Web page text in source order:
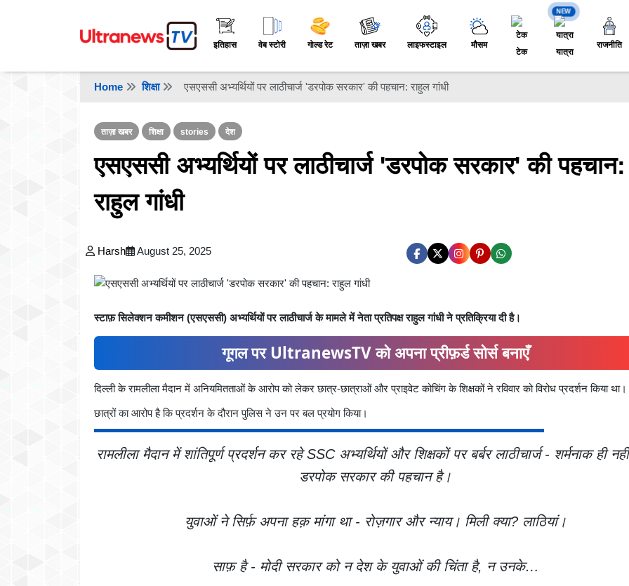
इतिहास वेब स्टोरी गोल्ड रेट ताज़ा खबर लाइफस्टाइल मौसम
टेक
NEW
यात्रा
राजनीति
Home शिक्षा एसएससी अभ्यर्थियों पर लाठीचार्ज 'डरपोक सरकार' की पहचान: राहुल गांधी
ताज़ा खबर शिक्षा stories देश
एसएससी अभ्यर्थियों पर लाठीचार्ज 'डरपोक सरकार' की पहचान:
राहुल गांधी
Harsh August 25, 2025
स्टाफ़ सिलेक्शन कमीशन (एसएससी) अभ्यर्थियों पर लाठीचार्ज के मामले में नेता प्रतिपक्ष राहुल गांधी ने प्रतिक्रिया दी है।
गूगल पर UltranewsTV को अपना प्रीफ़र्ड सोर्स बनाएँ
दिल्ली के रामलीला मैदान में अनियमितताओं के आरोप को लेकर छात्र-छात्राओं और प्राइवेट कोचिंग के शिक्षकों ने रविवार को विरोध प्रदर्शन किया था।
छात्रों का आरोप है कि प्रदर्शन के दौरान पुलिस ने उन पर बल प्रयोग किया।
रामलीला मैदान में शांतिपूर्ण प्रदर्शन कर रहे SSC अभ्यर्थियों और शिक्षकों पर बर्बर लाठीचार्ज - शर्मनाक ही
डरपोक सरकार की पहचान है।
युवाओं ने सिर्फ़ अपना हक़ मांगा था - रोज़गार और न्याय। मिली क्या? लाठियां।
साफ़ है - मोदी सरकार को न देश के युवाओं की चिंता है, न उनके…